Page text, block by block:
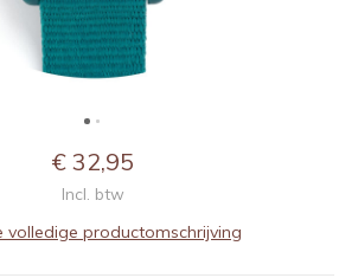
€ 32,95
Incl. btw
volledige productomschrijving